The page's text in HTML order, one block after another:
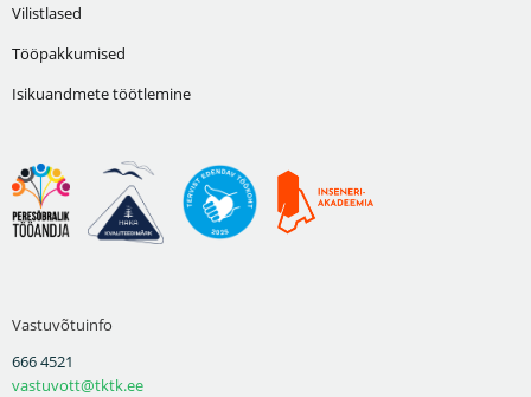
Vilistlased
Tööpakkumised
Isikuandmete töötlemine
Vastuvõtuinfo
666 4521
vastuvott@tktk.ee